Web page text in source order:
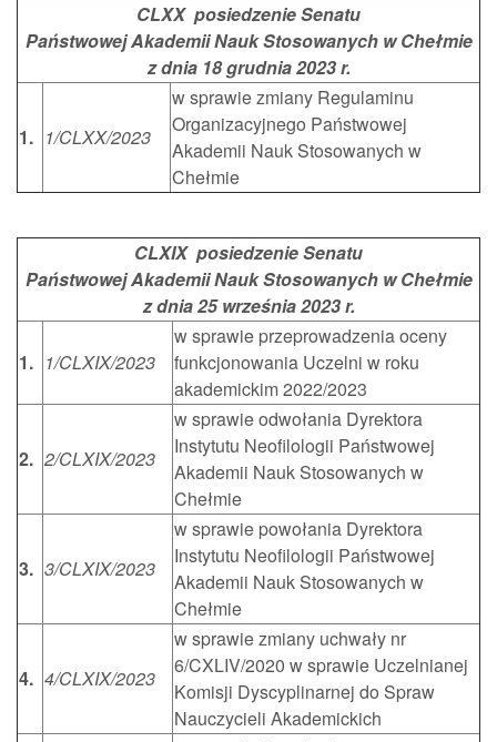
CLXX posiedzenie Senatu
Państwowej Akademii Nauk Stosowanych w Chełmie
z dnia 18 grudnia 2023 r.
1. 1/CLXX/2023
w sprawie zmiany Regulaminu
Organizacyjnego Państwowej
Akademii Nauk Stosowanych w
Chełmie
CLXIX posiedzenie Senatu
Państwowej Akademii Nauk Stosowanych w Chełmie
z dnia 25 września 2023 r.
1. 1/CLXIX/2023
w sprawie przeprowadzenia oceny
funkcjonowania Uczelni w roku
akademickim 2022/2023
2. 2/CLXIX/2023
w sprawie odwołania Dyrektora
Instytutu Neofilologii Państwowej
Akademii Nauk Stosowanych w
Chełmie
3. 3/CLXIX/2023
w sprawie powołania Dyrektora
Instytutu Neofilologii Państwowej
Akademii Nauk Stosowanych w
Chełmie
4. 4/CLXIX/2023
w sprawie zmiany uchwały nr
6/CXLIV/2020 w sprawie Uczelnianej
Komisji Dyscyplinarnej do Spraw
Nauczycieli Akademickich